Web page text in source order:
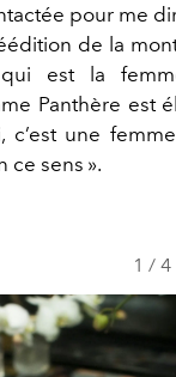
pour me
de la
est la
Panthère est
c’est une
ce sens ».
1 / 4